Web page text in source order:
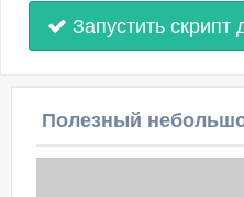
Запустить